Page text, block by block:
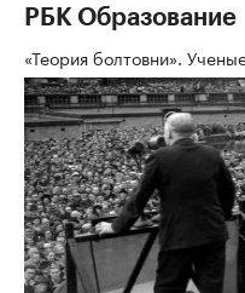
РБК Образование
«Теория болтовни».